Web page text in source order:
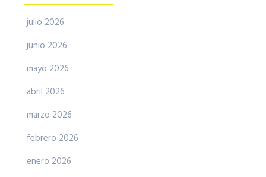
julio 2026
junio 2026
mayo 2026
abril 2026
marzo 2026
febrero 2026
enero 2026